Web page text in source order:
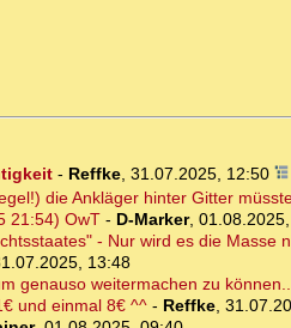
- Reffke, 31.07.2025, 12:50
die Ankläger hinter Gitter
21:54) OwT- D-Marker,
- Nur wird es die Masse
13:48
genauso weitermachen zu
und einmal 8€ ^^- Reffke,